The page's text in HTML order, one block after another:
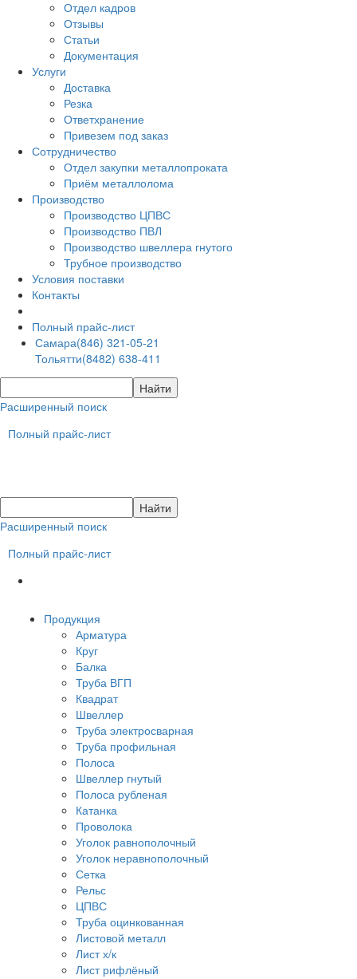
Отдел кадров
Отзывы
Статьи
Документация
Услуги
Доставка
Резка
Ответхранение
Привезем под заказ
Сотрудничество
Отдел закупки металлопроката
Приём металлолома
Производство
Производство ЦПВС
Производство ПВЛ
Производство швеллера гнутого
Трубное производство
Условия поставки
Контакты
Полный прайс-лист
Самара(846) 321-05-21
Тольятти(8482) 638-411
Расширенный поиск
Полный прайс-лист
Расширенный поиск
Полный прайс-лист
Продукция
Арматура
Круг
Балка
Труба ВГП
Квадрат
Швеллер
Труба электросварная
Труба профильная
Полоса
Швеллер гнутый
Полоса рубленая
Катанка
Проволока
Уголок равнополочный
Уголок неравнополочный
Сетка
Рельс
ЦПВС
Труба оцинкованная
Листовой металл
Лист х/к
Лист рифлёный